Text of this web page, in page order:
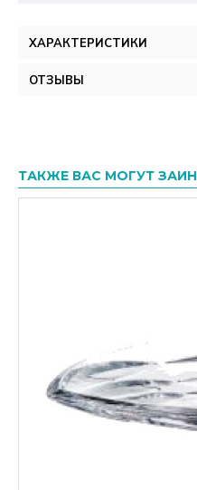
ХАРАКТЕРИСТИКИ
ОТЗЫВЫ
ТАКЖЕ ВАС МОГУТ